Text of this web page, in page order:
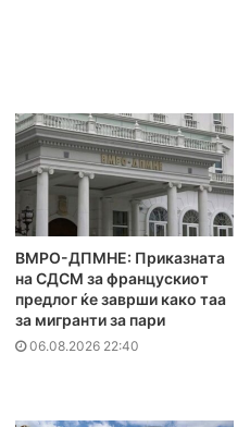
ВМРО-ДПМНЕ: Приказната
на СДСМ за францускиот
предлог ќе заврши како таа
за мигранти за пари
06.08.2026 22:40